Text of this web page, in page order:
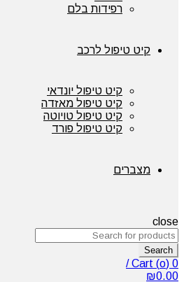
רפידות בלם
קיט טיפול לרכב
קיט טיפול יונדאי
קיט טיפול מאזדה
קיט טיפול טויוטה
קיט טיפול פורד
מצברים
close
Search
Cart (o) 0
/
₪0.00